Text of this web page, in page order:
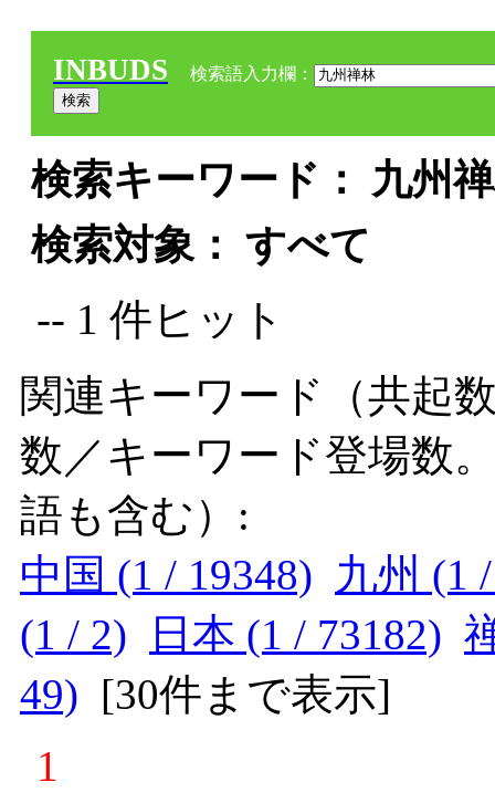
INBUDS 検索語入力欄：
検索キーワード： 九州
検索対象： すべて
-- 1 件ヒット
関連キーワード（共起
数／キーワード登場数
語も含む）:
中国 (1 / 19348) 九州 (1
(1 / 2)
日本 (1 / 73182)
49) [30件まで表示]
1